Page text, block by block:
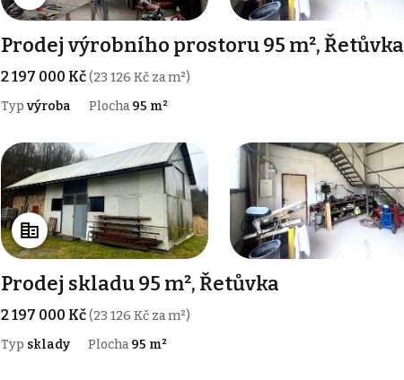
Prodej výrobního prostoru 95 m², Řetůvka
2 197 000 Kč(23 126 Kč za m²)
Typ výroba Plocha 95 m²
Prodej skladu 95 m², Řetůvka
2 197 000 Kč(23 126 Kč za m²)
Typ sklady Plocha 95 m²